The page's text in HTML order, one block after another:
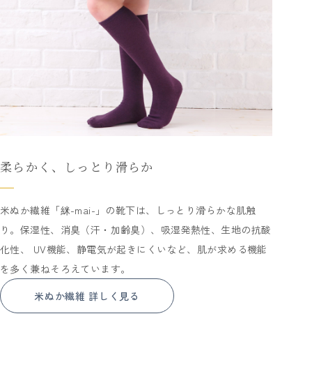
柔らかく、しっとり滑らか
米ぬか繊維「䋛-mai-」の靴下は、しっとり滑らかな肌触
り。保湿性、消臭（汗・加齢臭）、吸湿発熱性、生地の抗酸
化性、 UV機能、静電気が起きにくいなど、肌が求める機能
を多く兼ねそろえています。
米ぬか繊維 詳しく見る